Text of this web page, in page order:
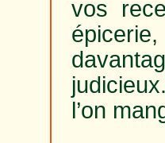
vos
l’on